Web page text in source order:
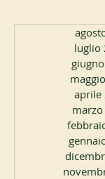
Paul Vesco,
luglio
aprile